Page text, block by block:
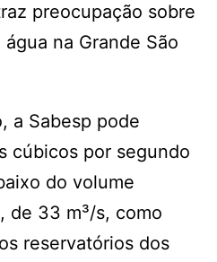
preocupação sobre
na Grande São
a Sabesp pode
cúbicos por segundo
do volume
de 33 m³/s, como
reservatórios dos